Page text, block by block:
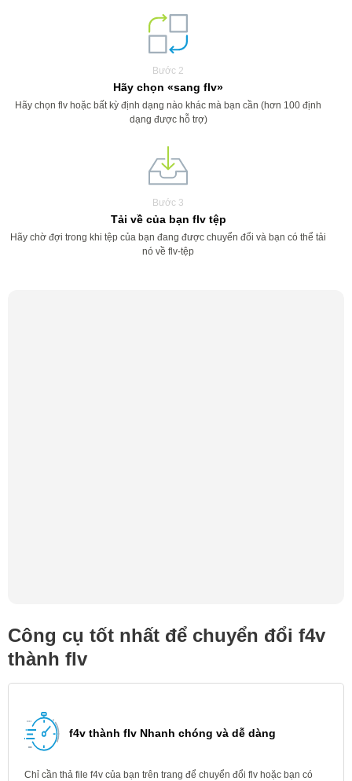
Bước 2
Hãy chọn «sang flv»
Hãy chọn flv hoặc bất kỳ định dạng nào khác mà bạn cần (hơn 100 định
dạng được hỗ trợ)
Bước 3
Tải về của bạn flv tệp
Hãy chờ đợi trong khi tệp của bạn đang được chuyển đổi và bạn có thể tải
nó về flv-tệp
Công cụ tốt nhất để chuyển đổi f4v
thành flv
f4v thành flv Nhanh chóng và dễ dàng
Chỉ cần thả file f4v của bạn trên trang để chuyển đổi flv hoặc bạn có